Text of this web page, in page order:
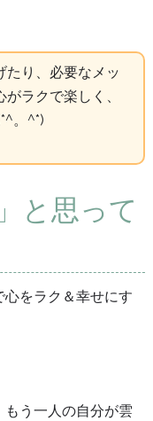
たり、必要なメッ
ラクで楽しく、
。^*)
と思って
をラク＆幸せにす
う一人の自分が雲